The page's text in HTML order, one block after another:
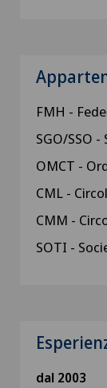
FMH -
SGO/SSO
OMCT -
CML -
CMM -
SOTI -
dal 2003